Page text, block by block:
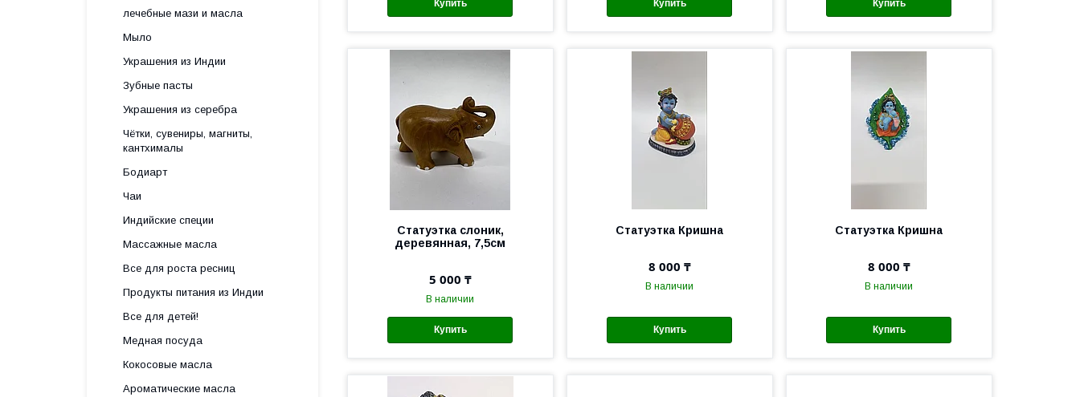
Купить Купить Купить
Статуэтка слоник,
деревянная, 7,5см
5 000 ₸
В наличии
Купить
Статуэтка Кришна
8 000 ₸
В наличии
Купить
Статуэтка Кришна
8 000 ₸
В наличии
Купить
лечебные мази и масла
Мыло
Украшения из Индии
Зубные пасты
Украшения из серебра
Чётки, сувениры, магниты,
кантхималы
Бодиарт
Чаи
Индийские специи
Массажные масла
Все для роста ресниц
Продукты питания из Индии
Все для детей!
Медная посуда
Кокосовые масла
Ароматические масла